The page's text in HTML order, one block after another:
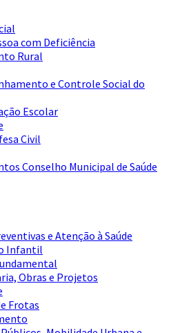
com Deficiência
Rural
e Controle Social do
Escolar
Civil
Conselho Municipal de Saúde
e Atenção à Saúde
Infantil
Obras e Projetos
Frotas